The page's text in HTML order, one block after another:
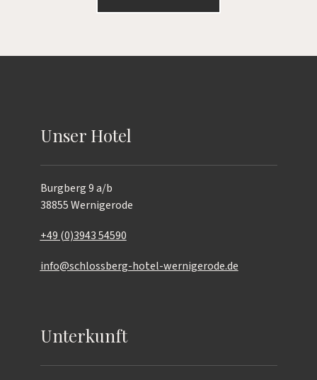
Unser Hotel
Burgberg 9 a/b
38855 Wernigerode
+49 (0)3943 54590
info@schlossberg-hotel-wernigerode.de
Unterkunft